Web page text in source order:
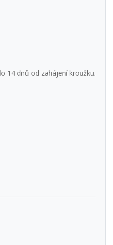
14 dnů od zahájení kroužku.